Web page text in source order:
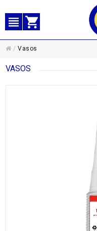
/Vasos
VASOS